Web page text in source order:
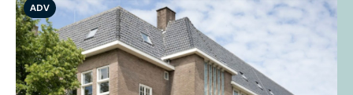
ADV